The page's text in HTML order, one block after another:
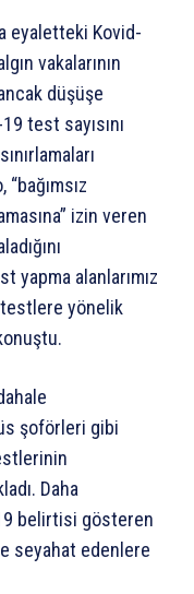
eyaletteki Kovid-
vakalarının
düşüşe
test sayısını
izin veren
yapma alanlarımız
yönelik
şoförleri gibi
Daha
belirtisi gösteren
seyahat edenlere